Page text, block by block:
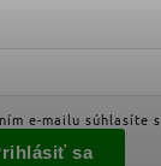
e-mailu súhlasíte s
sa